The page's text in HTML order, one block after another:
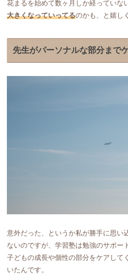
花まるを始めて数ヶ月しか経っていな
大きくなっていってるのかも、と嬉し
先生がパーソナルな部分まで
意外だった、というか私が勝手に思い
ないのですが、学習塾は勉強のサポー
子どもの成長や個性の部分をケアして
いたんです。